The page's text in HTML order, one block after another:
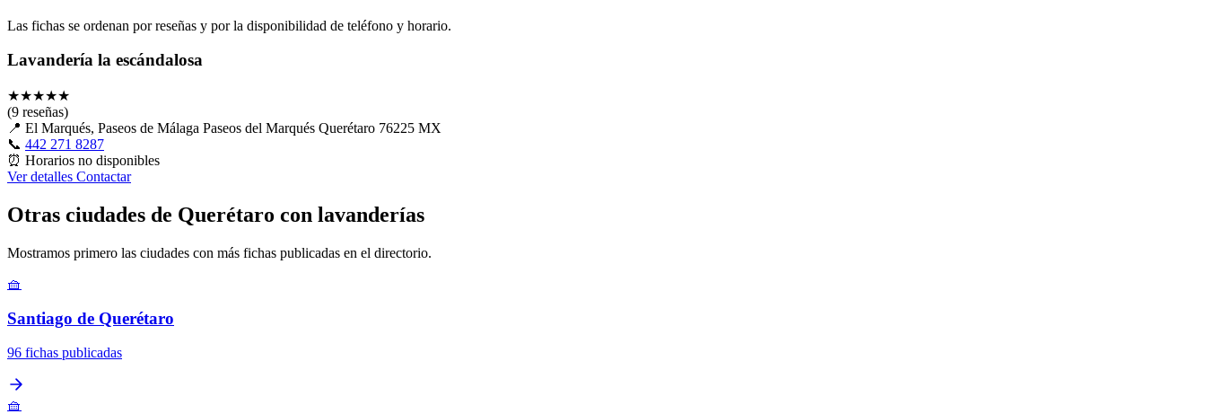
Las fichas se ordenan por reseñas y por la disponibilidad de teléfono y horario.
Lavandería la escándalosa
★★★★★
(9 reseñas)
📍 El Marqués, Paseos de Málaga Paseos del Marqués Querétaro 76225 MX
📞 442 271 8287
⏰ Horarios no disponibles
Ver detalles Contactar
Otras ciudades de Querétaro con lavanderías
Mostramos primero las ciudades con más fichas publicadas en el directorio.
🧺
Santiago de Querétaro
96 fichas publicadas
🧺